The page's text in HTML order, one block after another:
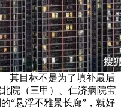
其目标不是为了填补最后
院（三甲）、仁济病院宝
“悬浮不雅景长廊”，就好